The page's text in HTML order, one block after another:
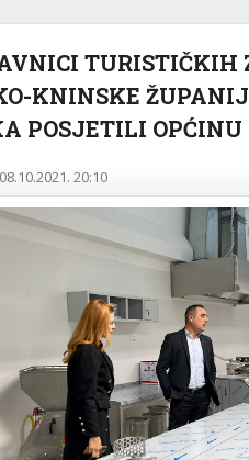
TURISTIČKIH
KNINSKE
POSJETILI
20:10